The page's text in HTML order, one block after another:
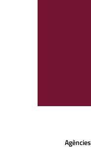
Agències